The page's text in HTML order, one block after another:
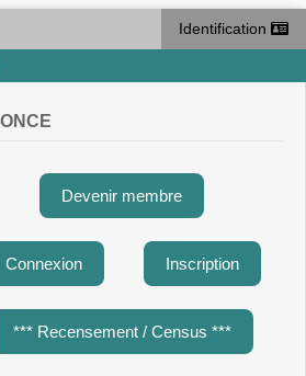
Identification
Devenir membre
Connexion Inscription
*** Recensement / Census ***